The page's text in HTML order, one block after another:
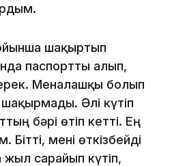
шақыртып
паспортты алып,
Меналғашқы болып
шақырмады. Әлі күтіп
бәрі өтіп кетті. Ең
мені өткізбейді
сарғайып күтіп,